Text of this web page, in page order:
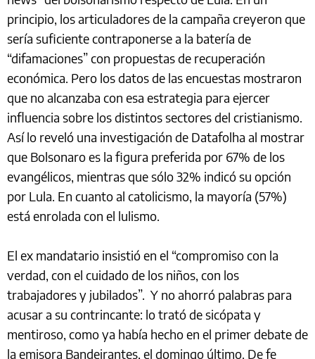
principio, los articuladores de la campaña creyeron que
sería suficiente contraponerse a la batería de
“difamaciones” con propuestas de recuperación
económica. Pero los datos de las encuestas mostraron
que no alcanzaba con esa estrategia para ejercer
influencia sobre los distintos sectores del cristianismo.
Así lo reveló una investigación de Datafolha al mostrar
que Bolsonaro es la figura preferida por 67% de los
evangélicos, mientras que sólo 32% indicó su opción
por Lula. En cuanto al catolicismo, la mayoría (57%)
está enrolada con el lulismo.
El ex mandatario insistió en el “compromiso con la
verdad, con el cuidado de los niños, con los
trabajadores y jubilados”. Y no ahorró palabras para
acusar a su contrincante: lo trató de sicópata y
mentiroso, como ya había hecho en el primer debate de
la emisora Bandeirantes, el domingo último. De fe